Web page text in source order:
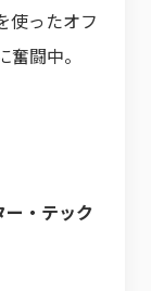
使ったオフ
闘中。
・テック